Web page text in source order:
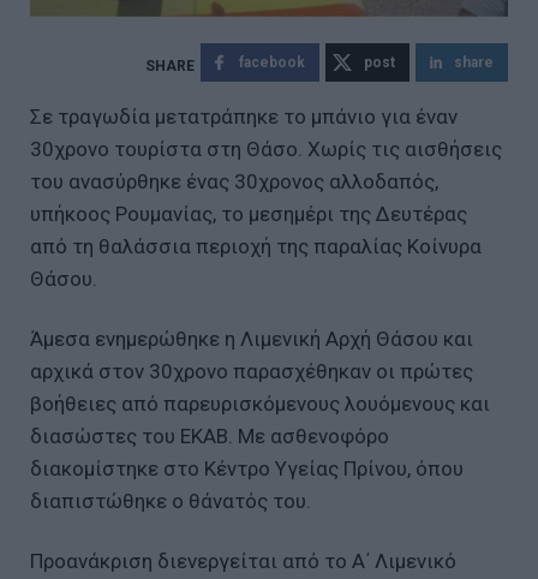
facebook post share
Σε τραγωδία μετατράπηκε το μπάνιο για έναν
30χρονο τουρίστα στη Θάσο. Χωρίς τις αισθήσεις
του ανασύρθηκε ένας 30χρονος αλλοδαπός,
υπήκοος Ρουμανίας, το μεσημέρι της Δευτέρας
από τη θαλάσσια περιοχή της παραλίας Κοίνυρα
Θάσου.
Άμεσα ενημερώθηκε η Λιμενική Αρχή Θάσου και
αρχικά στον 30χρονο παρασχέθηκαν οι πρώτες
βοήθειες από παρευρισκόμενους λουόμενους και
διασώστες του ΕΚΑΒ. Με ασθενοφόρο
διακομίστηκε στο Κέντρο Υγείας Πρίνου, όπου
διαπιστώθηκε ο θάνατός του.
Προανάκριση διενεργείται από το Α΄ Λιμενικό